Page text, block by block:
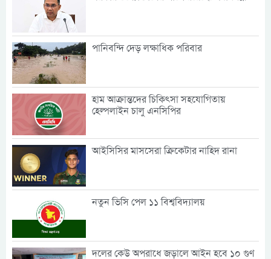
পানিবন্দি দেড় লক্ষাধিক পরিবার
হাম আক্রান্তদের চিকিৎসা সহযোগিতায়
হেল্পলাইন চালু এনসিপির
আইসিসির মাসসেরা ক্রিকেটার নাহিদ রানা
নতুন ভিসি পেল ১১ বিশ্ববিদ্যালয়
দলের কেউ অপরাধে জড়ালে আইন হবে ১০ গুণ